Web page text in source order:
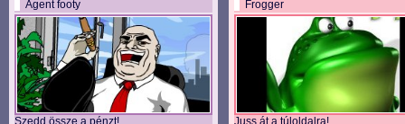
Agent footy
Szedd össze a pénzt!
Frogger
Juss át a túloldalra!